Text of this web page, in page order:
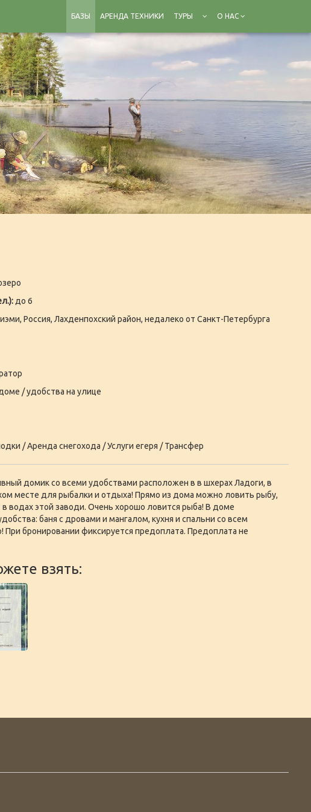
БАЗЫ АРЕНДА ТЕХНИКИ ТУРЫ О НАС
до 6
Россия, Лахденпохский район, недалеко от Санкт-Петербурга
/ удобства на улице
/ Аренда снегохода / Услуги егеря / Трансфер
домик со всеми удобствами расположен в в шхерах Ладоги, в
месте для рыбалки и отдыха! Прямо из дома можно ловить рыбу,
водах этой заводи. Очень хорошо ловится рыба! В доме
баня с дровами и мангалом, кухня и спальни со всем
бронировании фиксируется предоплата. Предоплата не
взять: